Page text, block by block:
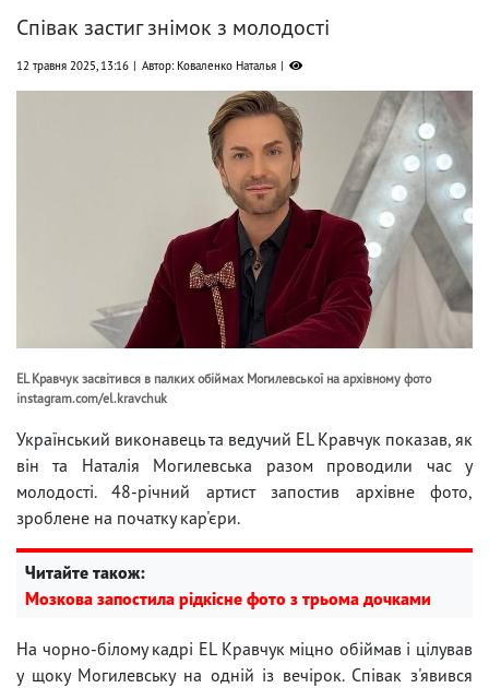
Співак застиг знімок з молодості
12 травня 2025, 13:16 Автор: Коваленко Наталья
EL Кравчук засвітився в палких обіймах Могилевської на архівному фото
instagram.com/el.kravchuk
Український виконавець та ведучий EL Кравчук показав, як
він та Наталія Могилевська разом проводили час у
молодості. 48-річний артист запостив архівне фото,
зроблене на початку кар'єри.
Читайте також:
Мозкова запостила рідкісне фото з трьома дочками
На чорно-білому кадрі EL Кравчук міцно обіймав і цілував
у щоку Могилевську на одній із вечірок. Співак з'явився